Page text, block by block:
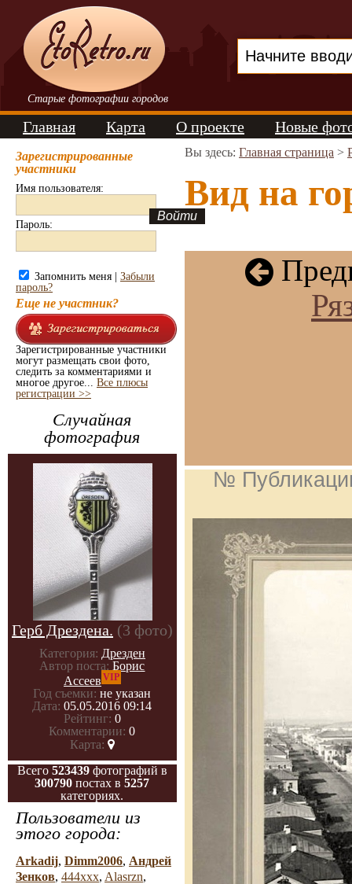
Старые фотографии городов
Главная Карта О проекте Новые
Зарегистрированные
участники
Имя пользователя:
Пароль:
Запомнить меня | Забыли
пароль?
Еще не участник?
Зарегистрированные участники
могут размещать свои фото,
следить за комментариями и
многое другое... Все плюсы
регистрации >>
Случайная
фотография
Герб Дрездена. (3 фото)
Категория: Дрезден
Автор поста: Борис
Ассеев VIP
Год съемки: не указан
Дата: 05.05.2016 09:14
Рейтинг: 0
Комментарии: 0
Карта:
Всего 523439 фотографий в
300790 постах в5257
категориях.
Пользователи из
этого города:
Arkadij, Dimm2006, Андрей
Зенков, 444xxx, Alasrzn,
Вы здесь: Главная страница >
Вид на
№